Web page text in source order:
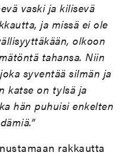
vaski ja kilisevä
ja missä ei ole
olkoon
tahansa. Niin
syventää silmän ja
katse on tylsä ja
hän puhuisi enkelten
rakkautta